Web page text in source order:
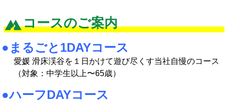
コースのご案内
●まるごと1DAYコース
愛媛 滑床渓谷を１日かけて遊び尽くす当社自慢のコース
（対象：中学生以上〜65歳）
●ハーフDAYコース